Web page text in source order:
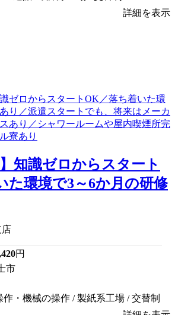
詳細を表示
】知識ゼロからスタート
た環境で3～6か月の研修
店
円
市
作・機械の操作 / 製紙系工場 / 交替制